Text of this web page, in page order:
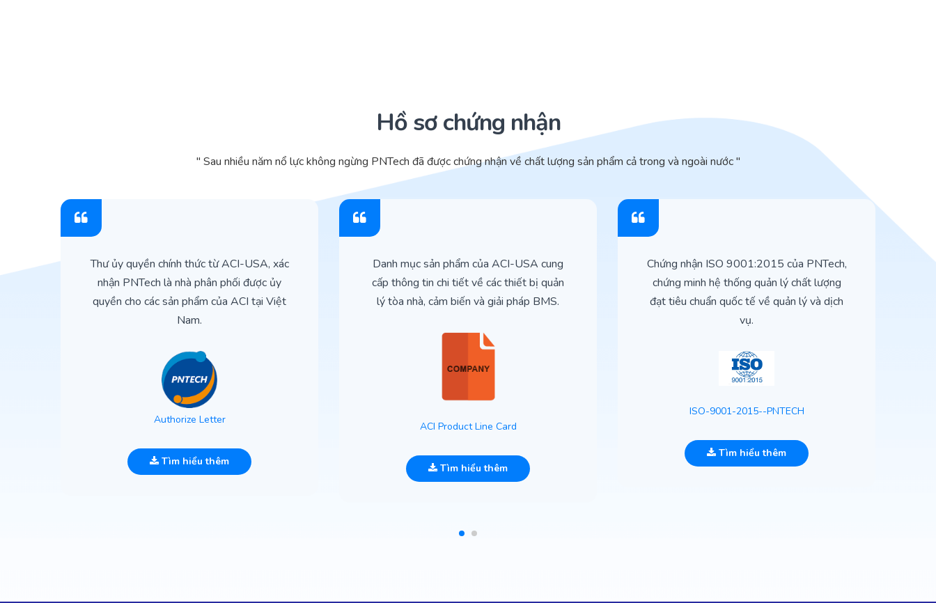
Hồ sơ chứng nhận
" Sau nhiều năm nổ lực không ngừng PNTech đã được chứng nhận về chất lượng sản phẩm cả trong và ngoài nước "
Thư ủy quyền chính thức từ ACI-USA, xác
nhận PNTech là nhà phân phối được ủy
quyền cho các sản phẩm của ACI tại Việt
Nam.
Authorize Letter
Tìm hiểu thêm
Danh mục sản phẩm của ACI-USA cung
cấp thông tin chi tiết về các thiết bị quản
lý tòa nhà, cảm biến và giải pháp BMS.
ACI Product Line Card
Tìm hiểu thêm
Chứng nhận ISO 9001:2015 của PNTech,
chứng minh hệ thống quản lý chất lượng
đạt tiêu chuẩn quốc tế về quản lý và dịch
vụ.
ISO-9001-2015--PNTECH
Tìm hiểu thêm